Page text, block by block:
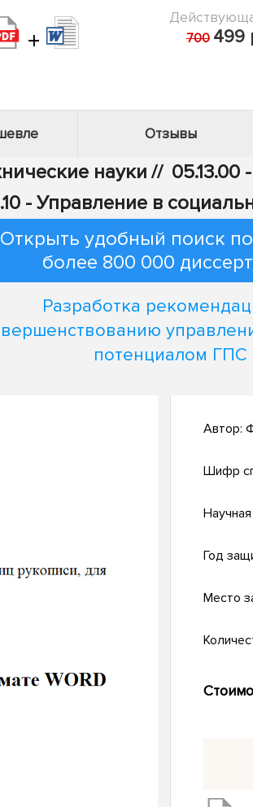
+ 700 499
Отзывы
науки //
- Управление в
Открыть удобный поиск
более 800 000
Разработка
потенциалом ГПС
Автор:
Шифр
Год
Место